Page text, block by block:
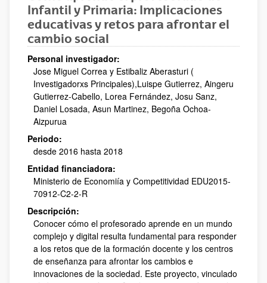
Infantil y Primaria: Implicaciones
educativas y retos para afrontar el
cambio social
Personal investigador:
Jose Miguel Correa y Estibaliz Aberasturi (
Investigadorxs Principales),Luispe Gutierrez, Aingeru
Gutierrez-Cabello, Lorea Fernández, Josu Sanz,
Daniel Losada, Asun Martinez, Begoña Ochoa-
Aizpurua
Periodo:
desde 2016 hasta 2018
Entidad financiadora:
Ministerio de Economiía y Competitividad EDU2015-
70912-C2-2-R
Descripción:
Conocer cómo el profesorado aprende en un mundo
complejo y digital resulta fundamental para responder
a los retos que de la formación docente y los centros
de enseñanza para afrontar los cambios e
innovaciones de la sociedad. Este proyecto, vinculado